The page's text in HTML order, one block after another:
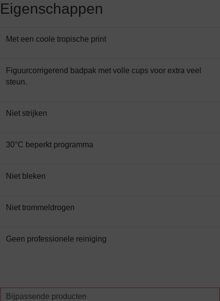
Eigenschappen
Met een coole tropische print
Figuurcorrigerend badpak met volle cups voor extra veel
steun.
Niet strijken
30°C beperkt programma
Niet bleken
Niet trommeldrogen
Geen professionele reiniging
Bijpassende producten